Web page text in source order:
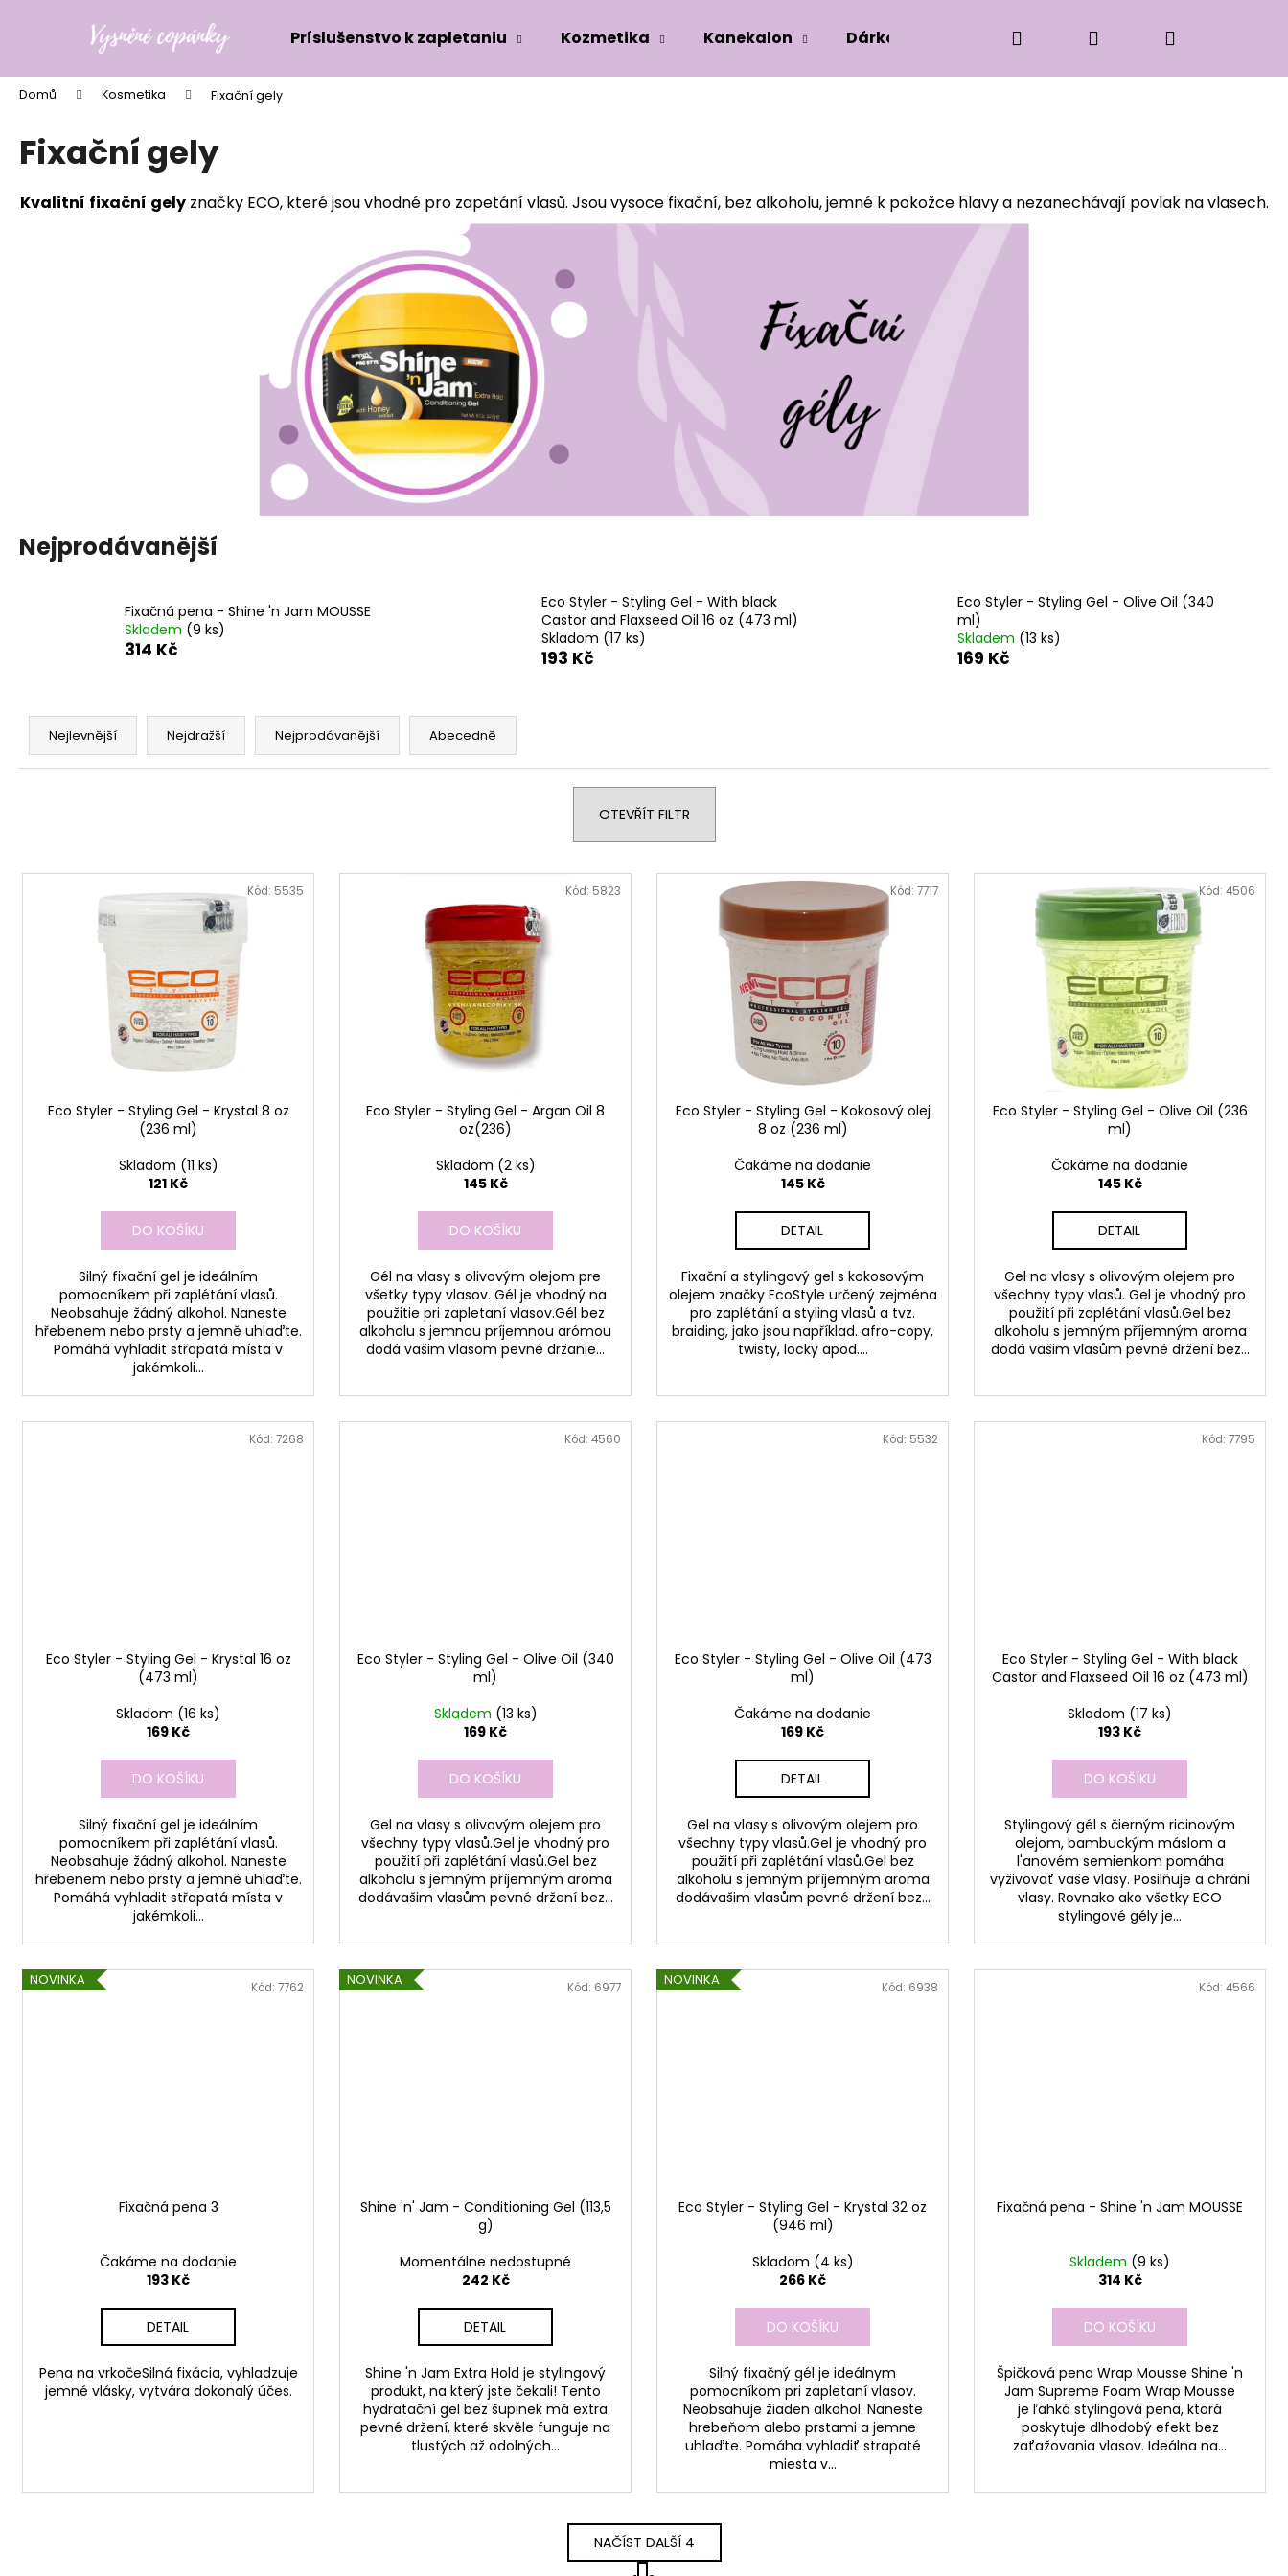
Príslušenstvo k zapletaniu Kozmetika Kanekalon Dárková edice Příslušenství k zaplétání
Přihlášení
Domů Kosmetika Fixační gely
Fixační gely
Kvalitní fixační gelyznačky ECO, které jsou vhodné pro zapetání vlasů. Jsou vysoce fixační, bez alkoholu, jemné k pokožce hlavy a nezanechávají povlak na vlasech.
Nejprodávanější
Fixačná pena - Shine 'n Jam MOUSSE
Skladem (9 ks)
314 Kč
Eco Styler - Styling Gel - With black
Castor and Flaxseed Oil 16 oz (473 ml)
Skladom (17 ks)
193 Kč
Eco Styler - Styling Gel - Olive Oil (340
ml)
Skladem (13 ks)
169 Kč
Ř
z
Nejlevnější Nejdražší Nejprodávanější Abecedně
OTEVŘÍT FILTR
V
Eco Styler - Styling Gel - Krystal 8 oz
(236 ml)
Skladom (11 ks)
121 Kč
DO KOŠÍKU
Silný fixační gel je ideálním
pomocníkem při zaplétání vlasů.
Neobsahuje žádný alkohol. Naneste
hřebenem nebo prsty a jemně uhlaďte.
Pomáhá vyhladit střapatá místa v
jakémkoli...
Kód: 5535
Eco Styler - Styling Gel - Argan Oil 8
oz(236)
Skladom (2 ks)
145 Kč
DO KOŠÍKU
Gél na vlasy s olivovým olejom pre
všetky typy vlasov. Gél je vhodný na
použitie pri zapletaní vlasov.Gél bez
alkoholu s jemnou príjemnou arómou
dodá vašim vlasom pevné držanie...
Kód: 5823
Eco Styler - Styling Gel - Kokosový olej
8 oz (236 ml)
Čakáme na dodanie
145 Kč
DETAIL
Fixační a stylingový gel s kokosovým
olejem značky EcoStyle určený zejména
pro zaplétání a styling vlasů a tvz.
braiding, jako jsou například. afro-copy,
twisty, locky apod....
Kód: 7717
Eco Styler - Styling Gel - Olive Oil (236
ml)
Čakáme na dodanie
145 Kč
DETAIL
Gel na vlasy s olivovým olejem pro
všechny typy vlasů. Gel je vhodný pro
použití při zaplétání vlasů.Gel bez
alkoholu s jemným příjemným aroma
dodá vašim vlasům pevné držení bez...
Kód: 4506
Eco Styler - Styling Gel - Krystal 16 oz
(473 ml)
Skladom (16 ks)
169 Kč
DO KOŠÍKU
Silný fixační gel je ideálním
pomocníkem při zaplétání vlasů.
Neobsahuje žádný alkohol. Naneste
hřebenem nebo prsty a jemně uhlaďte.
Pomáhá vyhladit střapatá místa v
jakémkoli...
Kód: 7268
Eco Styler - Styling Gel - Olive Oil (340
ml)
Skladem (13 ks)
169 Kč
DO KOŠÍKU
Gel na vlasy s olivovým olejem pro
všechny typy vlasů.Gel je vhodný pro
použití při zaplétání vlasů.Gel bez
alkoholu s jemným příjemným aroma
dodávašim vlasům pevné držení bez...
Kód: 4560
Eco Styler - Styling Gel - Olive Oil (473
ml)
Čakáme na dodanie
169 Kč
DETAIL
Gel na vlasy s olivovým olejem pro
všechny typy vlasů.Gel je vhodný pro
použití při zaplétání vlasů.Gel bez
alkoholu s jemným příjemným aroma
dodávašim vlasům pevné držení bez...
Kód: 5532
Eco Styler - Styling Gel - With black
Castor and Flaxseed Oil 16 oz (473 ml)
Skladom (17 ks)
193 Kč
DO KOŠÍKU
Stylingový gél s čierným ricinovým
olejom, bambuckým máslom a
l'anovém semienkom pomáha
vyživovať vaše vlasy. Posilňuje a chráni
vlasy. Rovnako ako všetky ECO
stylingové gély je...
Kód: 7795
NOVINKA
Fixačná pena 3
Čakáme na dodanie
193 Kč
DETAIL
Pena na vrkočeSilná fixácia, vyhladzuje
jemné vlásky, vytvára dokonalý účes.
Kód: 7762 NOVINKA
Shine 'n' Jam - Conditioning Gel (113,5
g)
Momentálne nedostupné
242 Kč
DETAIL
Shine 'n Jam Extra Hold je stylingový
produkt, na který jste čekali! Tento
hydratační gel bez šupinek má extra
pevné držení, které skvěle funguje na
tlustých až odolných...
Kód: 6977 NOVINKA
Eco Styler - Styling Gel - Krystal 32 oz
(946 ml)
Skladom (4 ks)
266 Kč
DO KOŠÍKU
Silný fixačný gél je ideálnym
pomocníkom pri zapletaní vlasov.
Neobsahuje žiaden alkohol. Naneste
hrebeňom alebo prstami a jemne
uhlaďte. Pomáha vyhladiť strapaté
miesta v...
Kód: 6938
Fixačná pena - Shine 'n Jam MOUSSE
Skladem (9 ks)
314 Kč
DO KOŠÍKU
Špičková pena Wrap Mousse Shine 'n
Jam Supreme Foam Wrap Mousse
je ľahká stylingová pena, ktorá
poskytuje dlhodobý efekt bez
zaťažovania vlasov. Ideálna na...
Kód: 4566
NAČÍST DALŠÍ 4
S
í
Zpět
do
obchodu
Zpět
do
obchodu
Doporučujeme